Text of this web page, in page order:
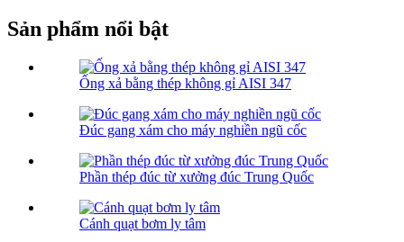
Sản phẩm nổi bật
Ống xả bằng thép không gỉ AISI 347
Đúc gang xám cho máy nghiền ngũ cốc
Phần thép đúc từ xưởng đúc Trung Quốc
Cánh quạt bơm ly tâm